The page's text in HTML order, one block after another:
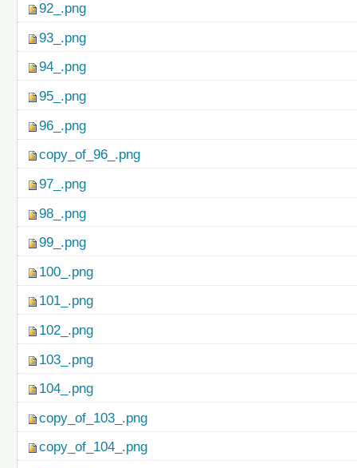
92_.png
93_.png
94_.png
95_.png
96_.png
copy_of_96_.png
97_.png
98_.png
99_.png
100_.png
101_.png
102_.png
103_.png
104_.png
copy_of_103_.png
copy_of_104_.png